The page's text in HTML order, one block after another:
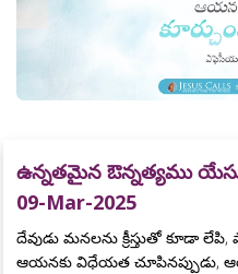
ఉన్నతమైన ఔన్నత్యము
09-Mar-2025
దేవుడు మనలను క్రీస్తుతో కూడా
ఆయనకు విధేయత చూపినప్పుడు,